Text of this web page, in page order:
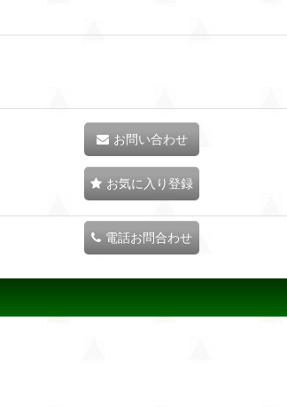
お問い合わせ
お気に入り登録
電話お問合わせ